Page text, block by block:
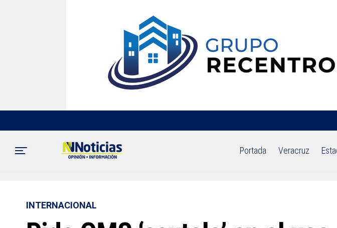
Portada Veracruz
INTERNACIONAL